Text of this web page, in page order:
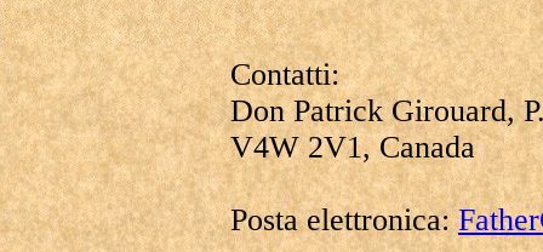
Contatti:
Don Patrick Girouard,
V4W 2V1, Canada
Posta elettronica: